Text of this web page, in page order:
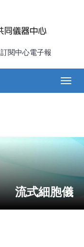
訂閱中心電子報
流式細胞儀